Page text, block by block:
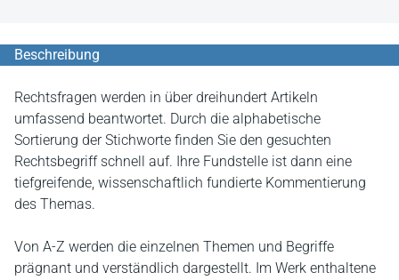
Beschreibung
Rechtsfragen werden in über dreihundert Artikeln
umfassend beantwortet. Durch die alphabetische
Sortierung der Stichworte finden Sie den gesuchten
Rechtsbegriff schnell auf. Ihre Fundstelle ist dann eine
tiefgreifende, wissenschaftlich fundierte Kommentierung
des Themas.
Von A-Z werden die einzelnen Themen und Begriffe
prägnant und verständlich dargestellt. Im Werk enthaltene